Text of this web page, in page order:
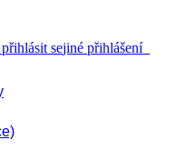
přihlásit sejiné přihlášení